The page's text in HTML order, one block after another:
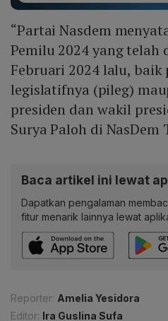
“Partai Nasdem
Pemilu 2024 yang telah
Februari 2024 lalu,
legislatifnya (pileg)
presiden dan wakil
Surya Paloh di NasDem
Baca artikel ini lewat
Dapatkan pengalaman
fitur menarik lainnya lewat
Reporter: Amelia Yesidora
Editor: Ira Guslina Sufa